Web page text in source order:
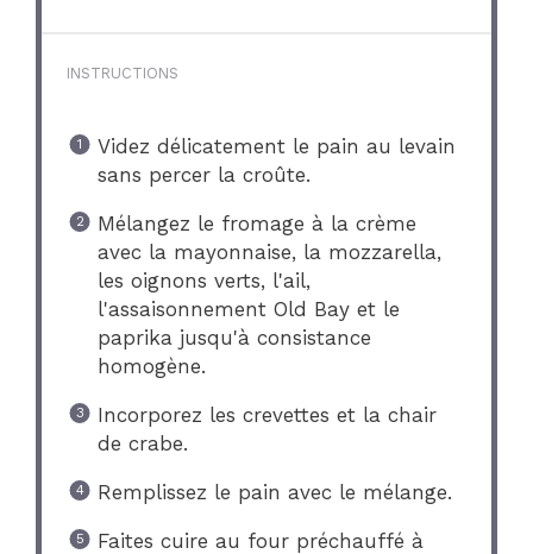
INSTRUCTIONS
Videz délicatement le pain au levain
sans percer la croûte.
Mélangez le fromage à la crème
avec la mayonnaise, la mozzarella,
les oignons verts, l'ail,
l'assaisonnement Old Bay et le
paprika jusqu'à consistance
homogène.
Incorporez les crevettes et la chair
de crabe.
Remplissez le pain avec le mélange.
Faites cuire au four préchauffé à